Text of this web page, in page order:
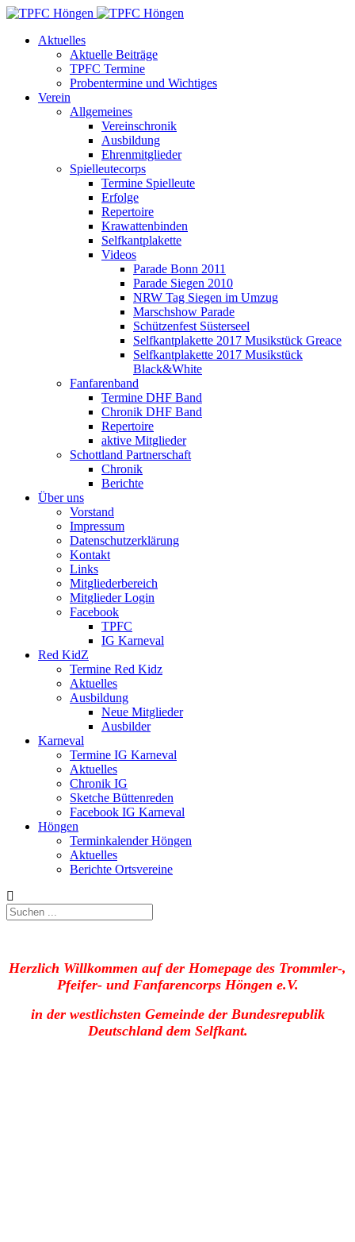
Aktuelles
Aktuelle Beiträge
TPFC Termine
Probentermine und Wichtiges
Verein
Allgemeines
Vereinschronik
Ausbildung
Ehrenmitglieder
Spielleutecorps
Termine Spielleute
Erfolge
Repertoire
Krawattenbinden
Selfkantplakette
Videos
Parade Bonn 2011
Parade Siegen 2010
NRW Tag Siegen im Umzug
Marschshow Parade
Schützenfest Süsterseel
Selfkantplakette 2017 Musikstück Greace
Selfkantplakette 2017 Musikstück
Black&White
Fanfarenband
Termine DHF Band
Chronik DHF Band
Repertoire
aktive Mitglieder
Schottland Partnerschaft
Chronik
Berichte
Über uns
Vorstand
Impressum
Datenschutzerklärung
Kontakt
Links
Mitgliederbereich
Mitglieder Login
Facebook
TPFC
IG Karneval
Red KidZ
Termine Red Kidz
Aktuelles
Ausbildung
Neue Mitglieder
Ausbilder
Karneval
Termine IG Karneval
Aktuelles
Chronik IG
Sketche Büttenreden
Facebook IG Karneval
Höngen
Terminkalender Höngen
Aktuelles
Berichte Ortsvereine
Herzlich Willkommen auf der Homepage des Trommler-,
Pfeifer- und Fanfarencorps Höngen e.V.
in der westlichsten Gemeinde der Bundesrepublik
Deutschland dem Selfkant.